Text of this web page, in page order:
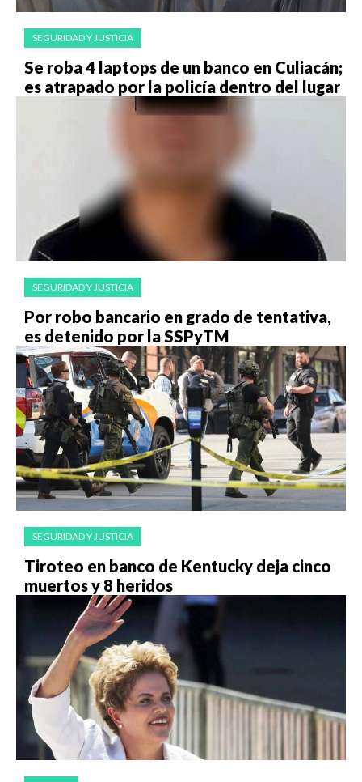
SEGURIDAD Y JUSTICIA
Se roba 4 laptops de un banco en Culiacán;
es atrapado por la policía dentro del lugar
SEGURIDAD Y JUSTICIA
Por robo bancario en grado de tentativa,
es detenido por la SSPyTM
SEGURIDAD Y JUSTICIA
Tiroteo en banco de Kentucky deja cinco
muertos y 8 heridos